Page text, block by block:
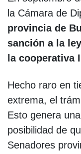
la Cámara de
provincia de
sanción a la
la cooperativa
Hecho raro en
extrema, el
Esto genera
posibilidad de
Senadores